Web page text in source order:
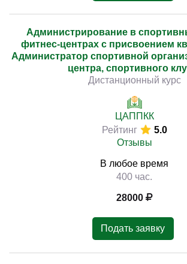
Администрирование в
фитнес-центрах с присвоением
Администратор спортивной
центра, спортивного
Дистанционный курс
ЦАППКК
Рейтинг
5.0
Отзывы
В любое время
400 час.
28000
Подать заявку